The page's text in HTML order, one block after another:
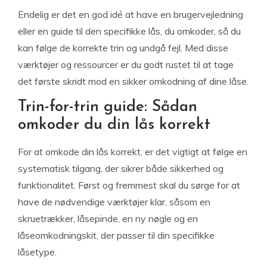
Endelig er det en god idé at have en brugervejledning
eller en guide til den specifikke lås, du omkoder, så du
kan følge de korrekte trin og undgå fejl. Med disse
værktøjer og ressourcer er du godt rustet til at tage
det første skridt mod en sikker omkodning af dine låse.
Trin-for-trin guide: Sådan
omkoder du din lås korrekt
For at omkode din lås korrekt, er det vigtigt at følge en
systematisk tilgang, der sikrer både sikkerhed og
funktionalitet. Først og fremmest skal du sørge for at
have de nødvendige værktøjer klar, såsom en
skruetrækker, låsepinde, en ny nøgle og en
låseomkodningskit, der passer til din specifikke
låsetype.